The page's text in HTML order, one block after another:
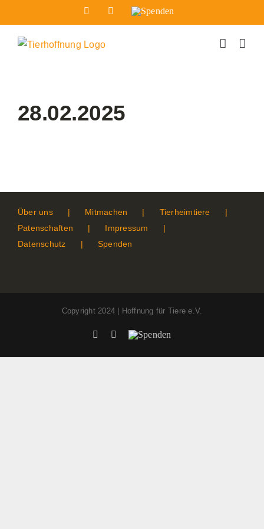
Inhalt
springen
FacebookInstagram
Spenden
28.02.2025
Über uns Mitmachen
Tierheimtiere
Patenschaften
Impressum
Datenschutz
Spenden
Copyright 2024 | Hoffnung für Tiere e.V.
FacebookInstagram
Spenden